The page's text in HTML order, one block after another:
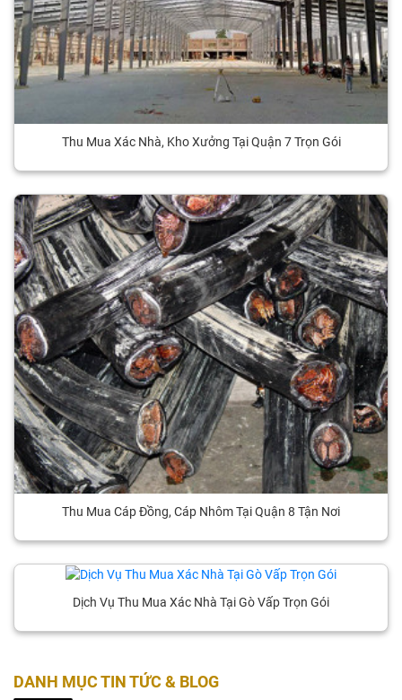
Thu Mua Xác Nhà, Kho Xưởng Tại Quận 7 Trọn Gói
Thu Mua Cáp Đồng, Cáp Nhôm Tại Quận 8 Tận Nơi
Dịch Vụ Thu Mua Xác Nhà Tại Gò Vấp Trọn Gói
DANH MỤC TIN TỨC & BLOG